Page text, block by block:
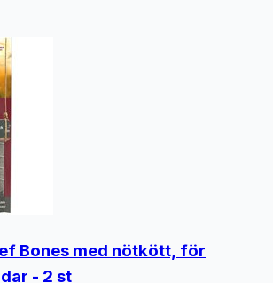
Bones med nötkött, för
- 2 st